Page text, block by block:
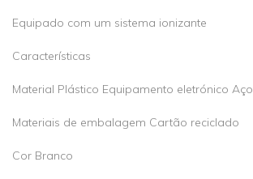
Equipado com um sistema ionizante
Características
Material Plástico Equipamento eletrónico Aço
Materiais de embalagem Cartão reciclado
Cor Branco